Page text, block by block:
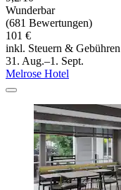
Wunderbar
(681 Bewertungen)
101 €
inkl. Steuern & Gebühren
31. Aug.–1. Sept.
Melrose Hotel